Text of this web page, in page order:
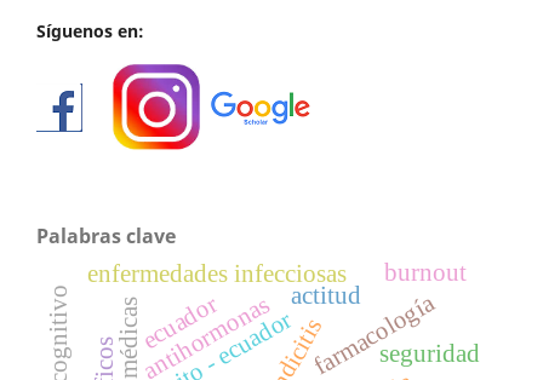
Síguenos en:
Palabras clave
antihormonas farmacología
enfermedades infecciosas
quito - ecuador seguridad
ecuador actitud
burnout